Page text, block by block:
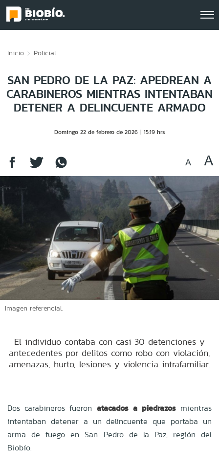
Inicio Policial
SAN PEDRO DE LA PAZ: APEDREAN A
CARABINEROS MIENTRAS INTENTABAN
DETENER A DELINCUENTE ARMADO
Domingo 22 de febrero de 2026 15:19 hrs
Imagen referencial.
El individuo contaba con casi 30 detenciones y
antecedentes por delitos como robo con violación,
amenazas, hurto, lesiones y violencia intrafamiliar.
Dos carabineros fueron atacados a piedrazosmientras
intentaban detener a un delincuente que portaba un
arma de fuego en San Pedro de la Paz, región del
Biobío.